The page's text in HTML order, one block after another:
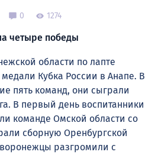
0 1274
четыре победы
области по лапте
Кубка России в Анапе. В
пять команд, они сыграли
В первый день воспитанники
команде Омской области со
сборную Оренбургской
разгромили с